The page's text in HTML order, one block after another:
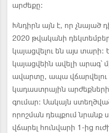
արժեքը:
Խնդիրն այն է, որ չնայած
2020 թվականի
կայացվելու են այս տարի:
կայացվեին ավելի արագ՝
ավարտը, ապա վճարվելու
կադաստրային
գումար: Սակայն
որոշման դեպքում նրանք
վճարել հունվարի 1-ից